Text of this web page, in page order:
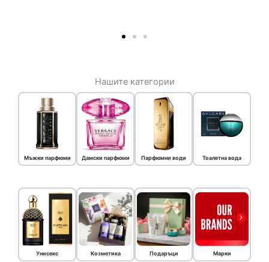
Нашите категории
Мъжки парфюми Дамски парфюми Парфюмни води Тоалетна вода
Унисекс Козметика Подаръци Марки